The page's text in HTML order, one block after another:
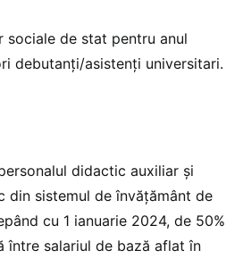
sociale de stat pentru anul
debutanți/asistenți universitari.
didactic auxiliar și
din sistemul de învățământ de
cu 1 ianuarie 2024, de 50%
între salariul de bază aflat în